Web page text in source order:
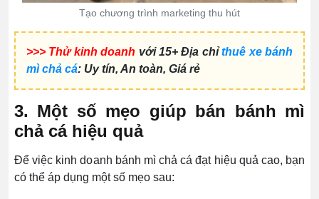
Tạo chương trình marketing thu hút
>>> Thử kinh doanh với 15+ Địa chỉthuê xe bánh
mì chả cá: Uy tín, An toàn, Giá rẻ
3. Một số mẹo giúp bán bánh mì
chả cá hiệu quả
Để việc kinh doanh bánh mì chả cá đạt hiệu quả cao, bạn
có thể áp dụng một số mẹo sau: